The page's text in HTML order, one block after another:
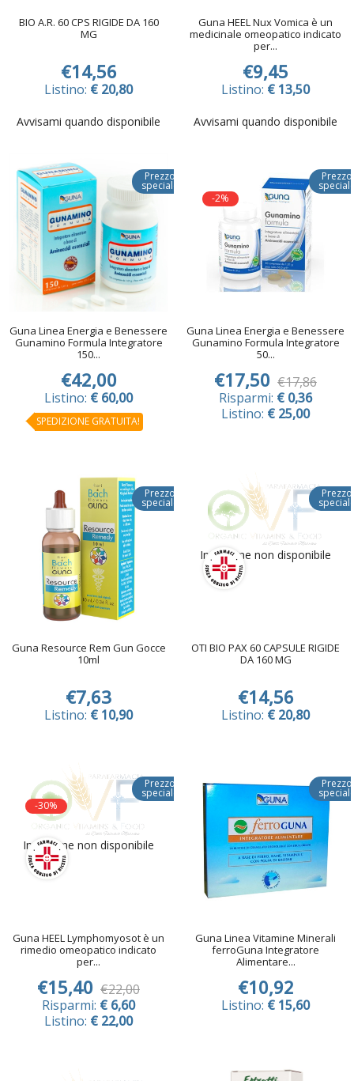
BIO A.R. 60 CPS RIGIDE DA 160
MG
€14,56
Listino: € 20,80
Avvisami quando disponibile
Guna HEEL Nux Vomica è un
medicinale omeopatico indicato
per...
€9,45
Listino: € 13,50
Avvisami quando disponibile
Prezzo
speciale
Guna Linea Energia e Benessere
Gunamino Formula Integratore
150...
€42,00
Listino: € 60,00
SPEDIZIONE GRATUITA!
Prezzo
-2%
Guna Linea Energia e Benessere
Gunamino Formula Integratore
50...
€17,50 €17,86
Risparmi: € 0,36
Listino: € 25,00
Prezzo
speciale
Guna Resource Rem Gun Gocce
10ml
€7,63
Listino: € 10,90
Immagine non disponibile
Prezzo
OTI BIO PAX 60 CAPSULE RIGIDE
DA 160 MG
€14,56
Listino: € 20,80
Immagine non disponibile
Prezzo
speciale
-30%
Guna HEEL Lymphomyosot è un
rimedio omeopatico indicato
per...
€15,40 €22,00
Risparmi: € 6,60
Listino: € 22,00
Prezzo
Guna Linea Vitamine Minerali
ferroGuna Integratore
Alimentare...
€10,92
Listino: € 15,60